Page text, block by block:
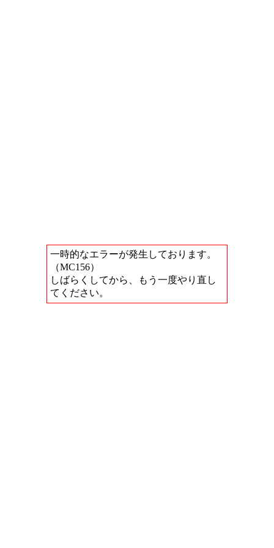
一時的なエラーが発生しております。
（MC156）
しばらくしてから、もう一度やり直し
てください。